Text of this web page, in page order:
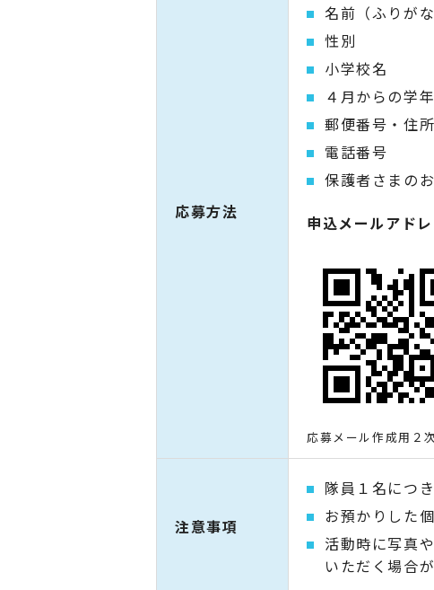
応募方法
名前（ふりがな
性別
小学校名
４月からの学年
郵便番号・住所
電話番号
保護者さまの
申込メールアド
応募メール作成用２
注意事項
隊員１名につ
お預かりした
活動時に写真
いただく場合